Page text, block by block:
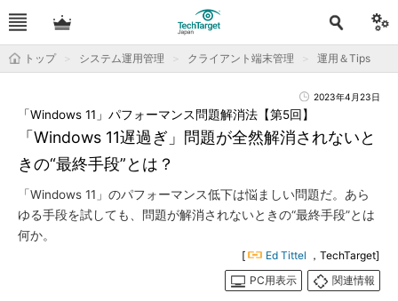
トップ システム運用管理 クライアント端末管理 運用＆Tips
2023年4月23日
「Windows 11遅過ぎ」問題が全然解消されないと
きの“最終手段”とは？
「Windows 11」パフォーマンス問題解消法【第5回】
「Windows 11」のパフォーマンス低下は悩ましい問題だ。あら
ゆる手段を試しても、問題が解消されないときの“最終手段”とは
何か。
[ Ed Tittel ，TechTarget]
PC用表示
関連情報